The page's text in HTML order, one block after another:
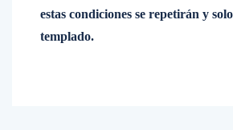
estas condiciones se repetirán y
templado.